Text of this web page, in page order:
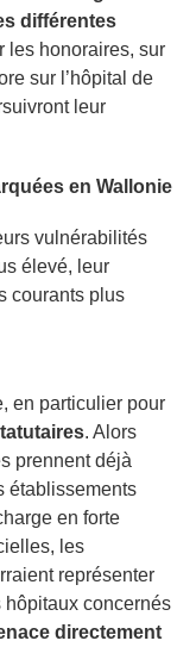
différentes
les honoraires, sur
sur l’hôpital de
leur
en Wallonie
vulnérabilités
élevé, leur
courants plus
en particulier pour
. Alors
prennent déjà
établissements
en forte
les
représenter
hôpitaux concernés
directement